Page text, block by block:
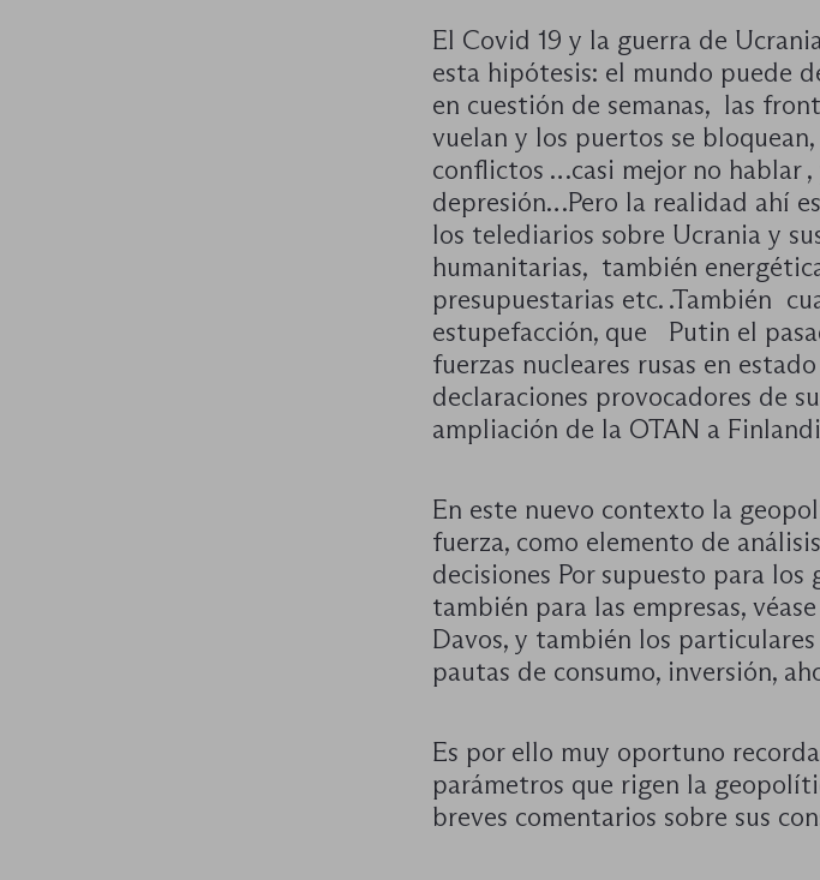
El Covid 19 y la guerra de
esta hipótesis: el mundo puede
en cuestión de semanas, las
vuelan y los puertos se
conflictos …casi mejor no hablar
depresión…Pero la realidad ahí
los telediarios sobre Ucrania y
humanitarias, también
presupuestarias etc. .También
estupefacción, que Putin el
fuerzas nucleares rusas en
declaraciones provocadores de
ampliación de la OTAN a
En este nuevo contexto la
fuerza, como elemento de
decisiones Por supuesto para
también para las empresas,
Davos, y también los
pautas de consumo, inversión,
Es por ello muy oportuno
parámetros que rigen la
breves comentarios sobre sus